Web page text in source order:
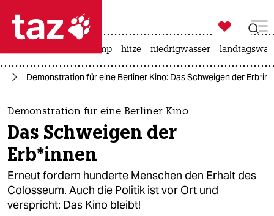
 taz zahl ich
taz zahl ich
themen
politik
öko
gesellschaft

taz zahl ich
usa unter trump hitze niedrigwasser
Demonstration für eine Berliner Kino: Das Schweigen der
Demonstration für eine Berliner Kino
Das Schweigen der
Erb*innen
Erneut fordern hunderte Menschen den Erhalt des
Colosseum. Auch die Politik ist vor Ort und
verspricht: Das Kino bleibt!